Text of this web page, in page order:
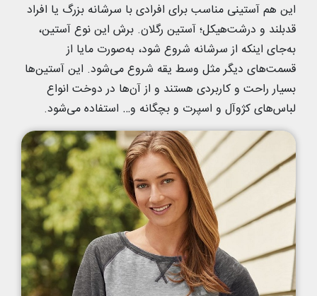
این هم آستینی مناسب برای افرادی با سرشانه بزرگ یا افراد
قدبلند و درشت‌هیکل؛ آستین رگلان. برش این نوع آستین،
به‌جای اینکه از سرشانه شروع شود، به‌صورت مایا از
قسمت‌های دیگر مثل وسط یقه شروع می‌شود. این آستین‌ها
بسیار راحت و کاربردی هستند و از آن‌ها در دوخت انواع
لباس‌های کژوآل و اسپرت و بچگانه و… استفاده می‌شود.